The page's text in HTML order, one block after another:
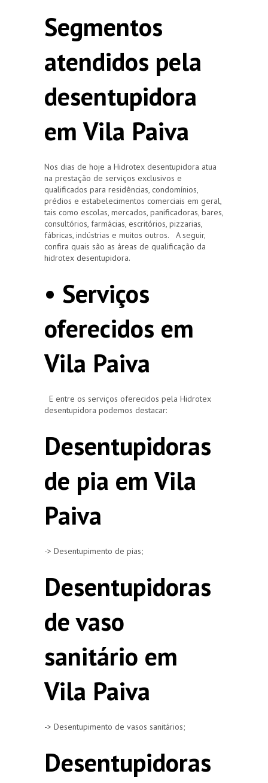
Segmentos
atendidos pela
desentupidora
em Vila Paiva
Nos dias de hoje a Hidrotex desentupidora atua
na prestação de serviços exclusivos e
qualificados para residências, condomínios,
prédios e estabelecimentos comerciais em geral,
tais como escolas, mercados, panificadoras, bares,
consultórios, farmácias, escritórios, pizzarias,
fábricas, indústrias e muitos outros. A seguir,
confira quais são as áreas de qualificação da
hidrotex desentupidora.
• Serviços
oferecidos em
Vila Paiva
E entre os serviços oferecidos pela Hidrotex
desentupidora podemos destacar:
Desentupidoras
de pia em Vila
Paiva
-> Desentupimento de pias;
Desentupidoras
de vaso
sanitário em
Vila Paiva
-> Desentupimento de vasos sanitários;
Desentupidoras